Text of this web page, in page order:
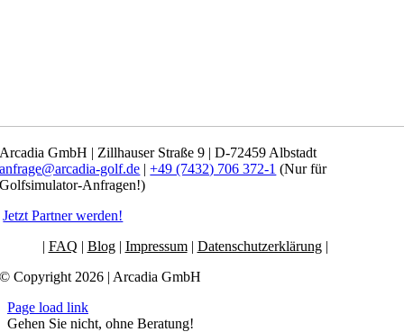
Arcadia GmbH | Zillhauser Straße 9 | D-72459 Albstadt
anfrage@arcadia-golf.de |+49 (7432) 706 372-1 (Nur für
Golfsimulator-Anfragen!)
Jetzt Partner werden!
| FAQ | Blog| Impressum| Datenschutzerklärung|
© Copyright 2026 | Arcadia GmbH
Page load link
Gehen Sie nicht, ohne Beratung!